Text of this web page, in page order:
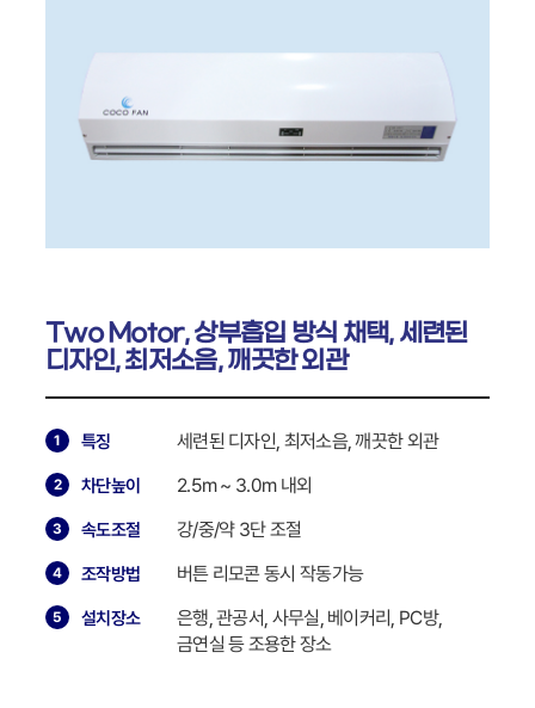
Two Motor, 상부흡입 방식 채택, 세련된
디자인, 최저소음, 깨끗한 외관
특징 세련된 디자인, 최저소음, 깨끗한 외관
차단높이 2.5m ~ 3.0m 내외
속도조절 강/중/약 3단 조절
조작방법 버튼 리모콘 동시 작동가능
설치장소
은행, 관공서, 사무실, 베이커리, PC방,
금연실 등 조용한 장소